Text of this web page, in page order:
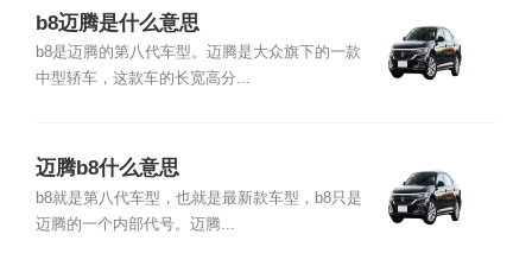
b8迈腾是什么意思
b8是迈腾的第八代车型。迈腾是大众旗下的一款
中型轿车，这款车的长宽高分...
迈腾b8什么意思
b8就是第八代车型，也就是最新款车型，b8只是
迈腾的一个内部代号。迈腾...